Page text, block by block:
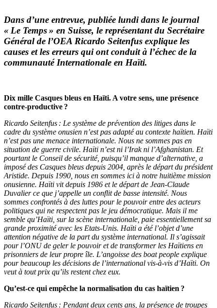
Dans d’une entrevue, publiée lundi dans le journal
« Le Temps » en Suisse, le représentant du Secrétaire
Général de l’OEA Ricardo Seitenfus explique les
causes et les erreurs qui ont conduit à l’échec de la
communauté Internationale en Haïti.
Dix mille Casques bleus en Haïti. A votre sens, une présence
contre-productive ?
Ricardo Seitenfus : Le système de prévention des litiges dans le
cadre du système onusien n’est pas adapté au contexte haïtien. Haïti
n’est pas une menace internationale. Nous ne sommes pas en
situation de guerre civile. Haïti n’est ni l’Irak ni l’Afghanistan. Et
pourtant le Conseil de sécurité, puisqu’il manque d’alternative, a
imposé des Casques bleus depuis 2004, après le départ du président
Aristide. Depuis 1990, nous en sommes ici à notre huitième mission
onusienne. Haïti vit depuis 1986 et le départ de Jean-Claude
Duvalier ce que j’appelle un conflit de basse intensité. Nous
sommes confrontés à des luttes pour le pouvoir entre des acteurs
politiques qui ne respectent pas le jeu démocratique. Mais il me
semble qu’Haïti, sur la scène internationale, paie essentiellement sa
grande proximité avec les Etats-Unis. Haïti a été l’objet d’une
attention négative de la part du système international. Il s’agissait
pour l’ONU de geler le pouvoir et de transformer les Haïtiens en
prisonniers de leur propre île. L’angoisse des boat people explique
pour beaucoup les décisions de l’international vis-à-vis d’Haïti. On
veut à tout prix qu’ils restent chez eux.
Qu’est-ce qui empêche la normalisation du cas haïtien ?
Ricardo Seitenfus : Pendant deux cents ans, la présence de troupes